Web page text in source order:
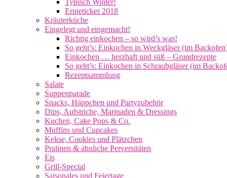
Typisch Winter!
Ernteticker 2018
Kräuterküche
Eingelegt und eingemacht!
Richtig einkochen – so wird’s was!
So geht’s: Einkochen in Weckgläser (im
Einkochen … herzhaft und süß – Grundrezepte
So geht’s: Einkochen in Schraubgläser (im
Rezeptsammlung
Salate
Suppenparade
Snacks, Häppchen und Partyzubehör
Dips, Aufstriche, Marinaden & Dressings
Kuchen, Cake Pops & Co.
Muffins und Cupcakes
Kekse, Cookies und Plätzchen
Pralinen & ähnliche Perversitäten
Eis
Grill-Special
Saisonales und Feiertage